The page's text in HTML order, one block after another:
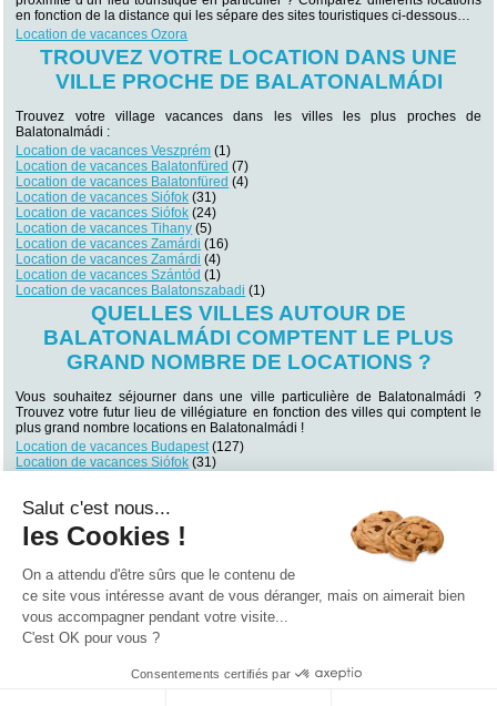
en fonction de la distance qui les sépare des sites touristiques ci-dessous…
Location de vacances Ozora
TROUVEZ VOTRE LOCATION DANS UNE
VILLE PROCHE DE BALATONALMÁDI
Trouvez votre village vacances dans les villes les plus proches de
Balatonalmádi :
Location de vacances Veszprém (1)
Location de vacances Balatonfüred (7)
Location de vacances Balatonfüred (4)
Location de vacances Siófok (31)
Location de vacances Siófok (24)
Location de vacances Tihany (5)
Location de vacances Zamárdi (16)
Location de vacances Zamárdi (4)
Location de vacances Szántód (1)
Location de vacances Balatonszabadi (1)
QUELLES VILLES AUTOUR DE
BALATONALMÁDI COMPTENT LE PLUS
GRAND NOMBRE DE LOCATIONS ?
Vous souhaitez séjourner dans une ville particulière de Balatonalmádi ?
Trouvez votre futur lieu de villégiature en fonction des villes qui comptent le
plus grand nombre locations en Balatonalmádi !
Location de vacances Budapest(127)
Location de vacances Siófok (31)
Location de vacances Hévíz
Location de vacances Zalakaros
Location de vacances Hévíz
Location de vacances Balatonfüred(7)
Location de vacances Fonyód
(7)
Qui sommes nous ? |Contactez-nous
Salut c'est nous...
les Cookies !
On a attendu d'être sûrs que le contenu de
ce site vous intéresse avant de vous déranger, mais on aimerait bien
vous accompagner pendant votre visite...
C'est OK pour vous ?
Consentements certifiés par